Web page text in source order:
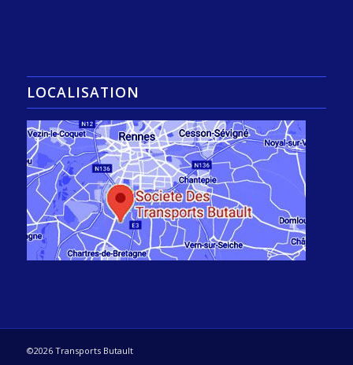
LOCALISATION
©2026 Transports Butault